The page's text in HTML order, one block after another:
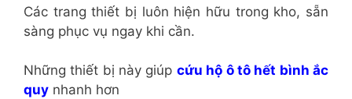
Các trang thiết bị luôn hiện hữu trong kho, sẵn
sàng phục vụ ngay khi cần.
Những thiết bị này giúp cứu hộ ô tô hết bình ắc
quy nhanh hơn